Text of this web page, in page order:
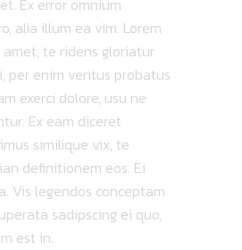
Ex error omnium
alia illum ea vim. Lorem
te ridens gloriatur
per enim veritus probatus
exerci dolore, usu ne
Ex eam diceret
similique vix, te
definitionem eos. Ei
Vis legendos conceptam
sadipscing ei quo,
est in.